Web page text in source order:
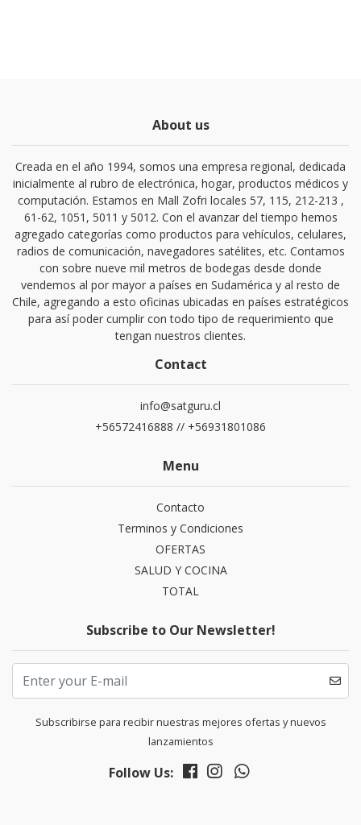
About us
Creada en el año 1994, somos una empresa regional, dedicada
inicialmente al rubro de electrónica, hogar, productos médicos y
computación. Estamos en Mall Zofri locales 57, 115, 212-213 ,
61-62, 1051, 5011 y 5012. Con el avanzar del tiempo hemos
agregado categorías como productos para vehículos, celulares,
radios de comunicación, navegadores satélites, etc. Contamos
con sobre nueve mil metros de bodegas desde donde
vendemos al por mayor a países en Sudamérica y al resto de
Chile, agregando a esto oficinas ubicadas en países estratégicos
para así poder cumplir con todo tipo de requerimiento que
tengan nuestros clientes.
Contact
info@satguru.cl
+56572416888 // +56931801086
Menu
Contacto
Terminos y Condiciones
OFERTAS
SALUD Y COCINA
TOTAL
Subscribe to Our Newsletter!
Subscribirse para recibir nuestras mejores ofertas y nuevos
lanzamientos
Follow Us: